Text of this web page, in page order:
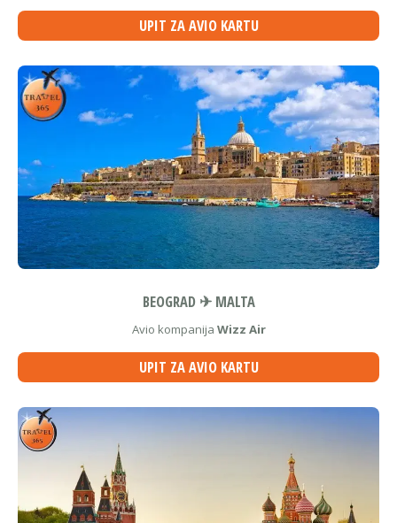
UPIT ZA AVIO KARTU
BEOGRAD ✈ MALTA
Avio kompanija Wizz Air
UPIT ZA AVIO KARTU